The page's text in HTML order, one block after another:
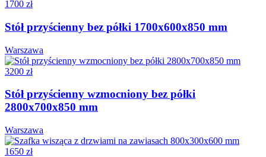
1700 zł
Stół przyścienny bez półki 1700x600x850 mm
Warszawa
3200 zł
Stół przyścienny wzmocniony bez półki
2800x700x850 mm
Warszawa
1650 zł